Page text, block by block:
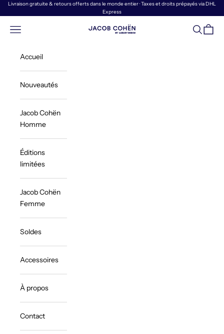
Passer au contenu
Livraison gratuite & retours offerts dans le monde entier · Taxes et droits prépayés via DHL
Express
Jacob Cohën | Luxury Denim
Menu Panier
Accueil
Nouveautés
Jacob Cohën
Homme
Éditions
limitées
Jacob Cohën
Femme
Soldes
Accessoires
À propos
Contact